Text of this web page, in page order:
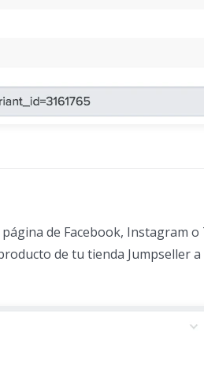
de Facebook, Instagram
de tu tienda Jumpseller